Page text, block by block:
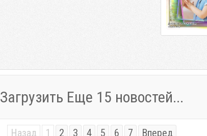
Загрузить Еще 15 новостей...
Назад 1 2 3 4 5 6 7 Вперед